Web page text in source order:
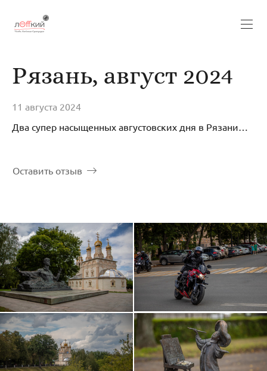
Рязань, август 2024
11 августа 2024
Два супер насыщенных августовских дня в Рязани…
Оставить отзыв